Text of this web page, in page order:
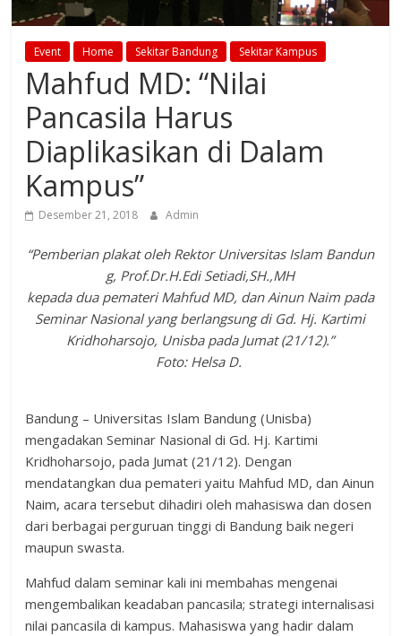
Event Home Sekitar Bandung Sekitar Kampus
Mahfud MD: “Nilai
Pancasila Harus
Diaplikasikan di Dalam
Kampus”
Desember 21, 2018 Admin
“Pemberian plakat oleh Rektor Universitas Islam Bandun
g, Prof.Dr.H.Edi Setiadi,SH.,MH
kepada dua pemateri Mahfud MD, dan Ainun Naim pada
Seminar Nasional yang berlangsung di Gd. Hj. Kartimi
Kridhoharsojo, Unisba pada Jumat (21/12).”
Foto: Helsa D.
Bandung – Universitas Islam Bandung (Unisba)
mengadakan Seminar Nasional di Gd. Hj. Kartimi
Kridhoharsojo, pada Jumat (21/12). Dengan
mendatangkan dua pemateri yaitu Mahfud MD, dan Ainun
Naim, acara tersebut dihadiri oleh mahasiswa dan dosen
dari berbagai perguruan tinggi di Bandung baik negeri
maupun swasta.
Mahfud dalam seminar kali ini membahas mengenai
mengembalikan keadaban pancasila; strategi internalisasi
nilai pancasila di kampus. Mahasiswa yang hadir dalam